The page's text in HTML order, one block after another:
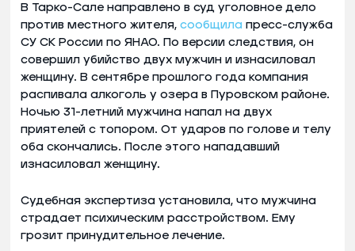
В Тарко-Сале направлено в суд уголовное дело
против местного жителя, сообщила пресс-служба
СУ СК России по ЯНАО. По версии следствия, он
совершил убийство двух мужчин и изнасиловал
женщину. В сентябре прошлого года компания
распивала алкоголь у озера в Пуровском районе.
Ночью 31-летний мужчина напал на двух
приятелей с топором. От ударов по голове и телу
оба скончались. После этого нападавший
изнасиловал женщину.
Судебная экспертиза установила, что мужчина
страдает психическим расстройством. Ему
грозит принудительное лечение.